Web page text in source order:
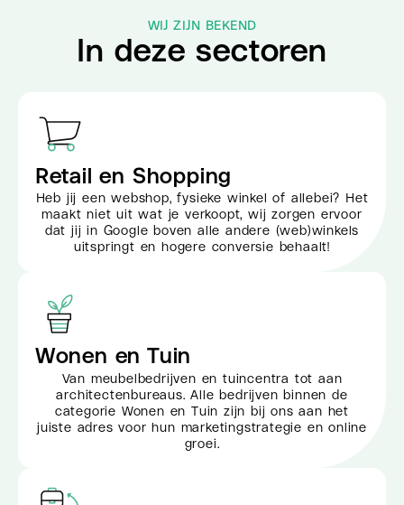
WIJ ZIJN BEKEND
In deze sectoren
Retail en Shopping
Heb jij een webshop, fysieke winkel of allebei? Het
maakt niet uit wat je verkoopt, wij zorgen ervoor
dat jij in Google boven alle andere (web)winkels
uitspringt en hogere conversie behaalt!
Wonen en Tuin
Van meubelbedrijven en tuincentra tot aan
architectenbureaus. Alle bedrijven binnen de
categorie Wonen en Tuin zijn bij ons aan het
juiste adres voor hun marketingstrategie en online
groei.